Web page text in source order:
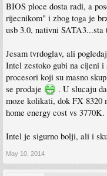
BIOS ploce dosta radi, a
rijecnikom" i zbog toga je
usb 3.0, nativni
Jesam tvrdoglav, ali
Intel zestoko gubi na cijeni
procesori koji su masno
se prodaje
. U slucaju
moze kolikati, dok FX 8320
home energy cost vs 3770K.
Intel je sigurno bolji, ali i
May 10, 2014